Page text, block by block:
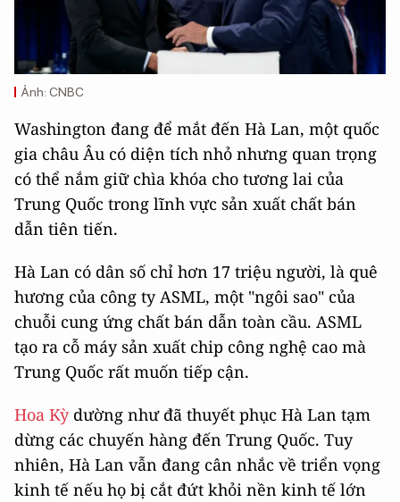
Ảnh: CNBC
Washington đang để mắt đến Hà Lan, một quốc
gia châu Âu có diện tích nhỏ nhưng quan trọng
có thể nắm giữ chìa khóa cho tương lai của
Trung Quốc trong lĩnh vực sản xuất chất bán
dẫn tiên tiến.
Hà Lan có dân số chỉ hơn 17 triệu người, là quê
hương của công ty ASML, một "ngôi sao" của
chuỗi cung ứng chất bán dẫn toàn cầu. ASML
tạo ra cỗ máy sản xuất chip công nghệ cao mà
Trung Quốc rất muốn tiếp cận.
Hoa Kỳ dường như đã thuyết phục Hà Lan tạm
dừng các chuyến hàng đến Trung Quốc. Tuy
nhiên, Hà Lan vẫn đang cân nhắc về triển vọng
kinh tế nếu họ bị cắt đứt khỏi nền kinh tế lớn